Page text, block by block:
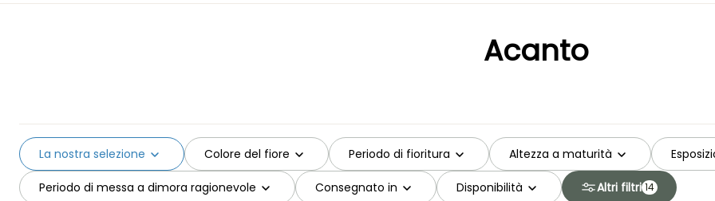
Acanto
Colore del fiore Periodo di fioritura Altezza a maturità
Periodo di messa a dimora ragionevole Consegnato in
La nostra selezione
Disponibilità Altri filtri 14